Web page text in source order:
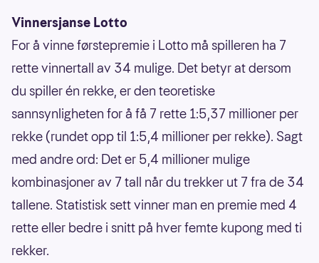
Vinnersjanse Lotto
For å vinne førstepremie i Lotto må spilleren ha 7
rette vinnertall av 34 mulige. Det betyr at dersom
du spiller én rekke, er den teoretiske
sannsynligheten for å få 7 rette 1:5,37 millioner per
rekke (rundet opp til 1:5,4 millioner per rekke). Sagt
med andre ord: Det er 5,4 millioner mulige
kombinasjoner av 7 tall når du trekker ut 7 fra de 34
tallene. Statistisk sett vinner man en premie med 4
rette eller bedre i snitt på hver femte kupong med ti
rekker.